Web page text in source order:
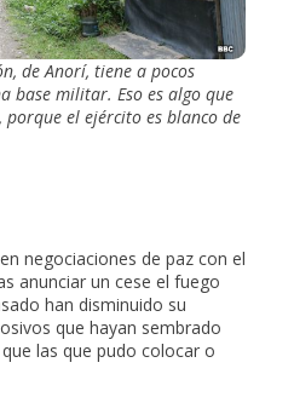
de Anorí, tiene a pocos
base militar. Eso es algo que
el ejército es blanco de
negociaciones de paz con el
anunciar un cese el fuego
han disminuido su
que hayan sembrado
las que pudo colocar o